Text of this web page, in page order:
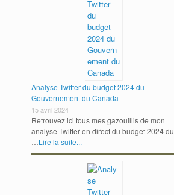
Analyse Twitter du budget 2024 du
Gouvernement du Canada
15 avril 2024
Retrouvez ici tous mes gazouillis de mon
analyse Twitter en direct du budget 2024 du
…Lire la suite...